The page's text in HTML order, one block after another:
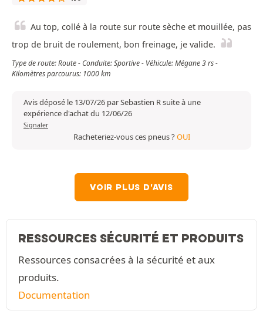
Au top, collé à la route sur route sèche et mouillée, pas
trop de bruit de roulement, bon freinage, je valide.
Type de route: Route - Conduite: Sportive - Véhicule: Mégane 3 rs -
Kilomètres parcourus: 1000 km
Avis déposé le 13/07/26 par Sebastien R suite à une
expérience d'achat du 12/06/26
Signaler
Racheteriez-vous ces pneus ?OUI
VOIR PLUS D'AVIS
RESSOURCES SÉCURITÉ ET PRODUITS
Ressources consacrées à la sécurité et aux
produits.
Documentation